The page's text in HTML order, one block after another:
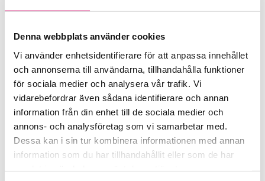
Denna webbplats använder cookies
Vi använder enhetsidentifierare för att anpassa innehållet
och annonserna till användarna, tillhandahålla funktioner
för sociala medier och analysera vår trafik. Vi
vidarebefordrar även sådana identifierare och annan
information från din enhet till de sociala medier och
annons- och analysföretag som vi samarbetar med.
Dessa kan i sin tur kombinera informationen med annan
information som du har tillhandahållit eller som de har
Mobilt BankID Lösenord
Personnummer